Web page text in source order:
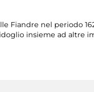
Fiandre nel periodo
insieme ad altre